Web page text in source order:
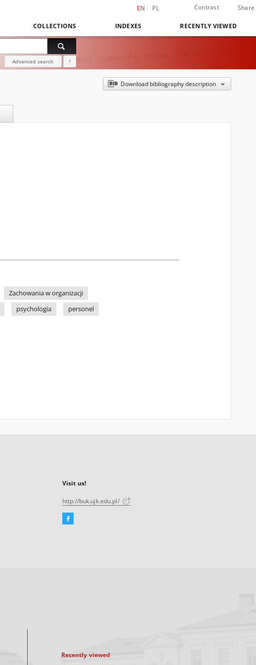
EN PL Contrast Share
COLLECTIONS INDEXES RECENTLY VIEWED
Advanced search ?
Download bibliography description
Zachowania w organizacji
psychologia
personel
Visit us!
http://buk.ujk.edu.pl/
Facebook
Recently viewed